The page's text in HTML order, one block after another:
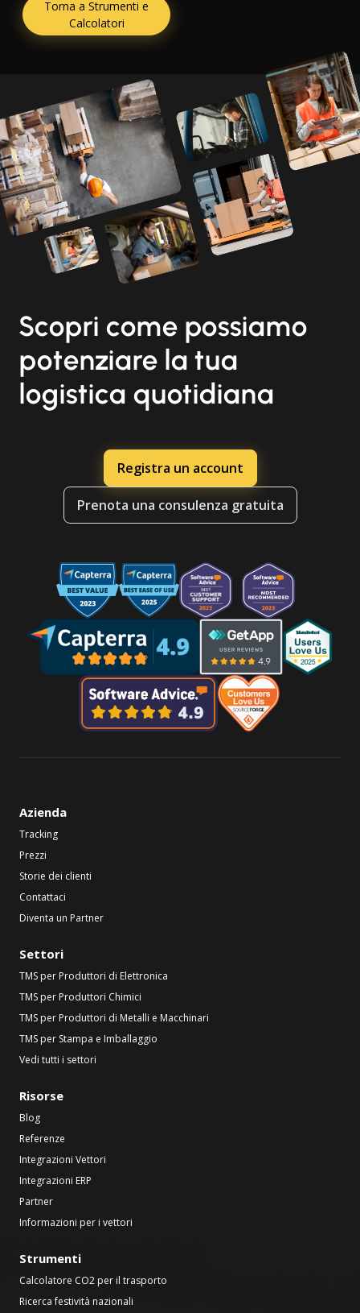
Torna a Strumenti e
Calcolatori
Scopri come possiamo
potenziare la tua
logistica quotidiana
Registra un account
Prenota una consulenza gratuita
Azienda
Tracking
Prezzi
Storie dei clienti
Contattaci
Diventa un Partner
Settori
TMS per Produttori di Elettronica
TMS per Produttori Chimici
TMS per Produttori di Metalli e Macchinari
TMS per Stampa e Imballaggio
Vedi tutti i settori
Risorse
Blog
Referenze
Integrazioni Vettori
Integrazioni ERP
Partner
Informazioni per i vettori
Strumenti
Calcolatore CO2 per il trasporto
Ricerca festività nazionali